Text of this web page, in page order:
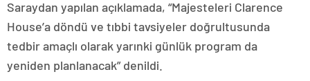
Saraydan yapılan açıklamada, “Majesteleri Clarence
House’a döndü ve tıbbi tavsiyeler doğrultusunda
tedbir amaçlı olarak yarınki günlük program da
yeniden planlanacak” denildi.